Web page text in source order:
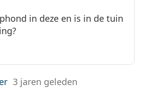
in deze en is in de tuin
3 jaren geleden